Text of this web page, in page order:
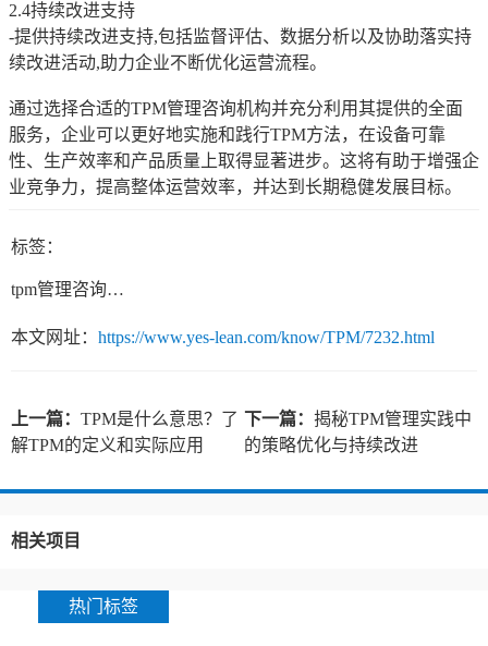
2.4持续改进支持
-提供持续改进支持,包括监督评估、数据分析以及协助落实持
续改进活动,助力企业不断优化运营流程。
通过选择合适的TPM管理咨询机构并充分利用其提供的全面
服务，企业可以更好地实施和践行TPM方法，在设备可靠
性、生产效率和产品质量上取得显著进步。这将有助于增强企
业竞争力，提高整体运营效率，并达到长期稳健发展目标。
标签：
tpm管理咨询机构
本文网址： https://www.yes-lean.com/know/TPM/7232.html
上一篇： TPM是什么意思？了
解TPM的定义和实际应用
下一篇： 揭秘TPM管理实践中
的策略优化与持续改进
相关项目
热门标签